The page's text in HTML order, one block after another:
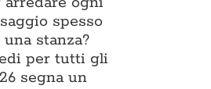
spesso
stanza?
per tutti gli
segna un